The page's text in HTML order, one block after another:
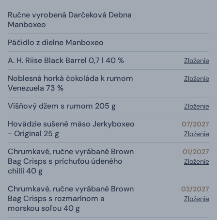
Ručne vyrobená Darčeková Debna
Manboxeo
Páčidlo z dielne Manboxeo
A. H. Riise Black Barrel 0,7 l 40 %
Zloženie
Noblesná horká čokoláda k rumom
Venezuela 73 %
Zloženie
Višňový džem s rumom 205 g Zloženie
Hovädzie sušené mäso Jerkyboxeo
- Original 25 g
07/2027
Zloženie
Chrumkavé, ručne vyrábané Brown
Bag Crisps s príchuťou údeného
chilli 40 g
01/2027
Zloženie
Chrumkavé, ručne vyrábané Brown
Bag Crisps s rozmarínom a
morskou soľou 40 g
02/2027
Zloženie